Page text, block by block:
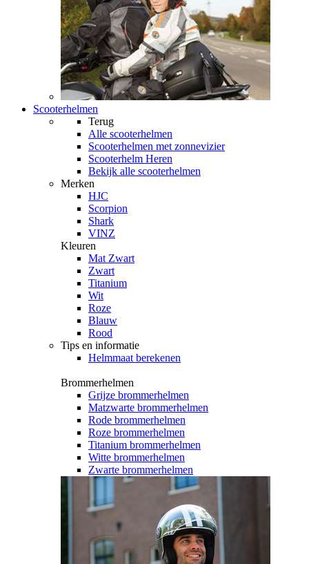
Scooterhelmen
Terug
Alle scooterhelmen
Scooterhelmen met zonnevizier
Scooterhelm Heren
Bekijk alle scooterhelmen
Merken
HJC
Scorpion
Shark
VINZ
Kleuren
Mat Zwart
Zwart
Titanium
Wit
Roze
Blauw
Rood
Tips en informatie
Helmmaat berekenen
Brommerhelmen
Grijze brommerhelmen
Matzwarte brommerhelmen
Rode brommerhelmen
Roze brommerhelmen
Titanium brommerhelmen
Witte brommerhelmen
Zwarte brommerhelmen